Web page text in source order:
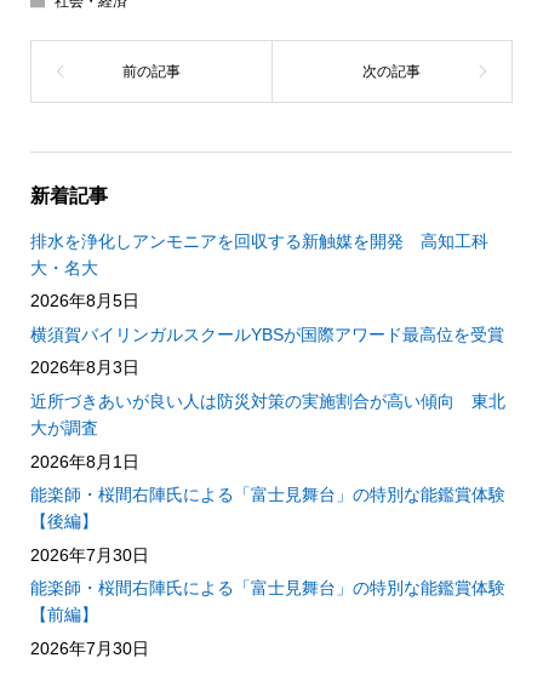
新着記事
排水を浄化しアンモニアを回収する新触媒を開発 高知工科
大・名大
2026年8月5日
横須賀バイリンガルスクールYBSが国際アワード最高位を受賞
2026年8月3日
近所づきあいが良い人は防災対策の実施割合が高い傾向 東北
大が調査
2026年8月1日
能楽師・桜間右陣氏による「富士見舞台」の特別な能鑑賞体験
【後編】
2026年7月30日
能楽師・桜間右陣氏による「富士見舞台」の特別な能鑑賞体験
【前編】
2026年7月30日